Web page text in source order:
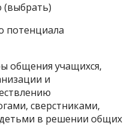
(выбрать)
потенциала
общения учащихся,
и
сверстниками,
в решении общих